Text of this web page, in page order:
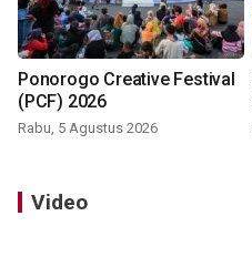
Ponorogo Creative Festival
(PCF) 2026
Rabu, 5 Agustus 2026
Video